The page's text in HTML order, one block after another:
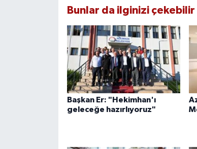
Bunlar da ilginizi çekebilir
Başkan Er: "Hekimhan'ı
geleceğe hazırlıyoruz"